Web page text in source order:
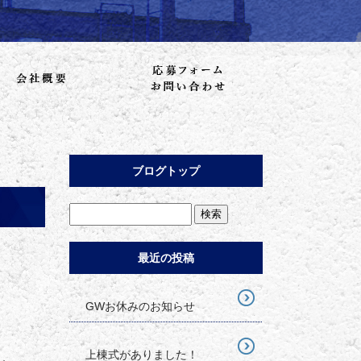
ブログトップ
最近の投稿
GWお休みのお知らせ
上棟式がありました！